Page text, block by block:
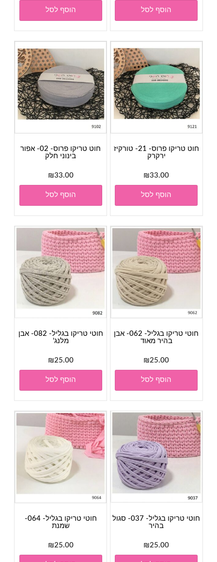
הוסף לסל הוסף לסל
חוט טריקו פרוס- 21- טורקיז
ירקרק
₪33.00
הוסף לסל
חוט טריקו פרוס- 02- אפור
בינוני חלק
₪33.00
הוסף לסל
חוטי טריקו בגליל- 062- אבן
בהיר מאוד
₪25.00
הוסף לסל
חוטי טריקו בגליל- 082- אבן
מלנג'
₪25.00
הוסף לסל
חוטי טריקו בגליל- 037- סגול
בהיר
₪25.00
חוטי טריקו בגליל- 064-
שמנת
₪25.00